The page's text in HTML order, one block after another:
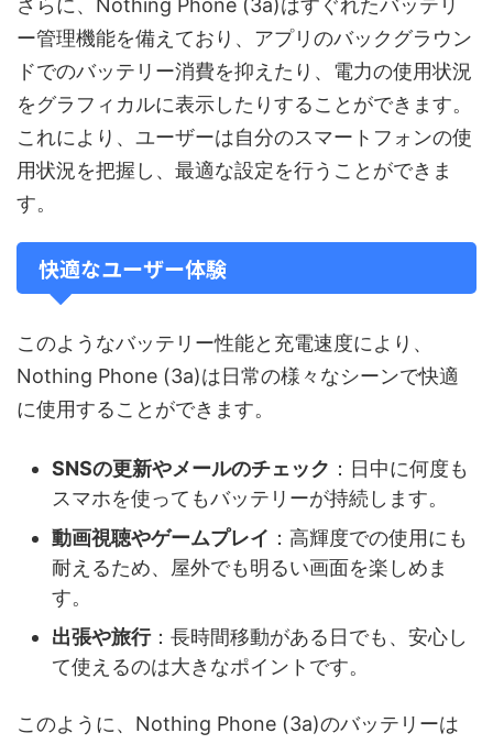
さらに、Nothing Phone (3a)はすぐれたバッテリ
ー管理機能を備えており、アプリのバックグラウン
ドでのバッテリー消費を抑えたり、電力の使用状況
をグラフィカルに表示したりすることができます。
これにより、ユーザーは自分のスマートフォンの使
用状況を把握し、最適な設定を行うことができま
す。
快適なユーザー体験
このようなバッテリー性能と充電速度により、
Nothing Phone (3a)は日常の様々なシーンで快適
に使用することができます。
SNSの更新やメールのチェック ：日中に何度も
スマホを使ってもバッテリーが持続します。
動画視聴やゲームプレイ ：高輝度での使用にも
耐えるため、屋外でも明るい画面を楽しめま
す。
出張や旅行：長時間移動がある日でも、安心し
て使えるのは大きなポイントです。
このように、Nothing Phone (3a)のバッテリーは